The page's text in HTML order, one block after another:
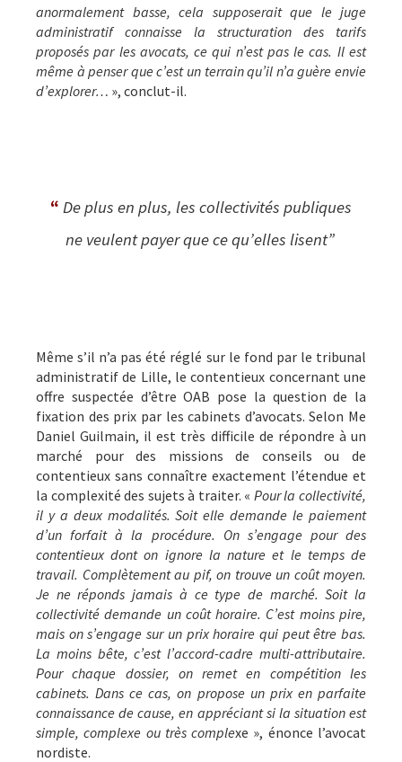
anormalement basse, cela supposerait que le juge
administratif connaisse la structuration des tarifs
proposés par les avocats, ce qui n’est pas le cas. Il est
même à penser que c’est un terrain qu’il n’a guère envie
d’explorer… », conclut-il.
“ De plus en plus, les collectivités publiques
ne veulent payer que ce qu’elles lisent”
Même s’il n’a pas été réglé sur le fond par le tribunal
administratif de Lille, le contentieux concernant une
offre suspectée d’être OAB pose la question de la
fixation des prix par les cabinets d’avocats. Selon Me
Daniel Guilmain, il est très difficile de répondre à un
marché pour des missions de conseils ou de
contentieux sans connaître exactement l’étendue et
la complexité des sujets à traiter. « Pour la collectivité,
il y a deux modalités. Soit elle demande le paiement
d’un forfait à la procédure. On s’engage pour des
contentieux dont on ignore la nature et le temps de
travail. Complètement au pif, on trouve un coût moyen.
Je ne réponds jamais à ce type de marché. Soit la
collectivité demande un coût horaire. C’est moins pire,
mais on s’engage sur un prix horaire qui peut être bas.
La moins bête, c’est l’accord-cadre multi-attributaire.
Pour chaque dossier, on remet en compétition les
cabinets. Dans ce cas, on propose un prix en parfaite
connaissance de cause, en appréciant si la situation est
simple, complexe ou très complexe », énonce l’avocat
nordiste.